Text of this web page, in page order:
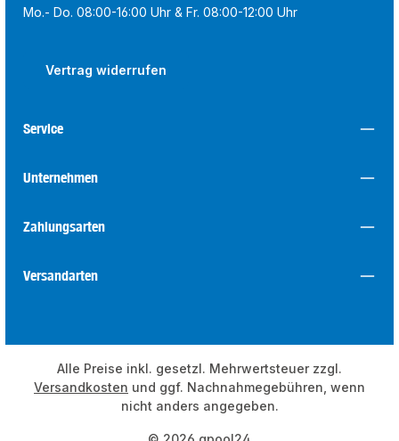
Mo.- Do. 08:00-16:00 Uhr & Fr. 08:00-12:00 Uhr
Vertrag widerrufen
Service
Unternehmen
Zahlungsarten
Versandarten
Alle Preise inkl. gesetzl. Mehrwertsteuer zzgl.
Versandkosten und ggf. Nachnahmegebühren, wenn
nicht anders angegeben.